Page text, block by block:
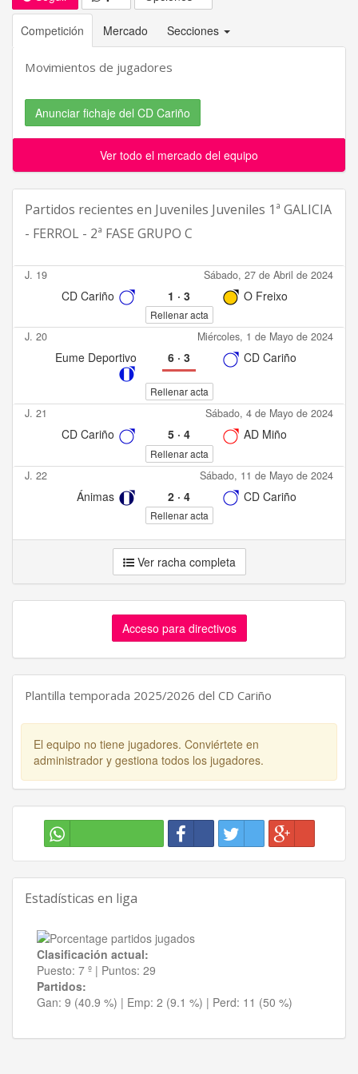
Competición Mercado Secciones
Movimientos de jugadores
Anunciar fichaje del CD Cariño
Ver todo el mercado del equipo
Partidos recientes en Juveniles Juveniles 1ª GALICIA
- FERROL - 2ª FASE GRUPO C
J. 19 Sábado, 27 de Abril de 2024
CD Cariño 1 · 3 O Freixo
Rellenar acta
J. 20 Miércoles, 1 de Mayo de 2024
Eume Deportivo 6· 3 CD Cariño
Rellenar acta
J. 21 Sábado, 4 de Mayo de 2024
CD Cariño 5· 4 AD Miño
Rellenar acta
J. 22 Sábado, 11 de Mayo de 2024
Ánimas 2· 4 CD Cariño
Rellenar acta
Ver racha completa
Acceso para directivos
Plantilla temporada 2025/2026 del CD Cariño
El equipo no tiene jugadores. Conviértete en
administrador y gestiona todos los jugadores.
Estadísticas en liga
Clasificación actual:
Puesto: 7 º | Puntos: 29
Partidos:
Gan: 9 (40.9 %) | Emp: 2 (9.1 %) | Perd: 11 (50 %)